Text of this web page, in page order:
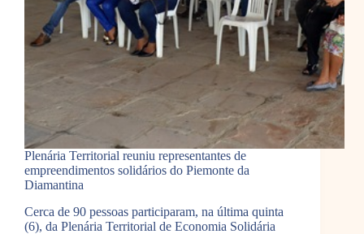
Plenária Territorial reuniu representantes de
empreendimentos solidários do Piemonte da
Diamantina
Cerca de 90 pessoas participaram, na última quinta
(6), da Plenária Territorial de Economia Solidária